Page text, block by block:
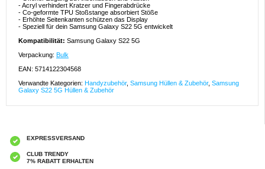
- Acryl verhindert Kratzer und Fingerabdrücke
- Co-geformte TPU Stoßstange absorbiert Stöße
- Erhöhte Seitenkanten schützen das Display
- Speziell für dein Samsung Galaxy S22 5G entwickelt
Kompatibilität: Samsung Galaxy S22 5G
Verpackung: Bulk
EAN: 5714122304568
Verwandte Kategorien: Handyzubehör, Samsung Hüllen & Zubehör, Samsung
Galaxy S22 5G Hüllen & Zubehör
EXPRESSVERSAND
CLUB TRENDY
7% RABATT ERHALTEN